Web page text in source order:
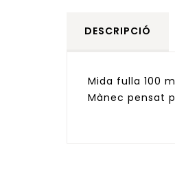
DESCRIPCIÓ
Mida fulla 100
Mànec pensat